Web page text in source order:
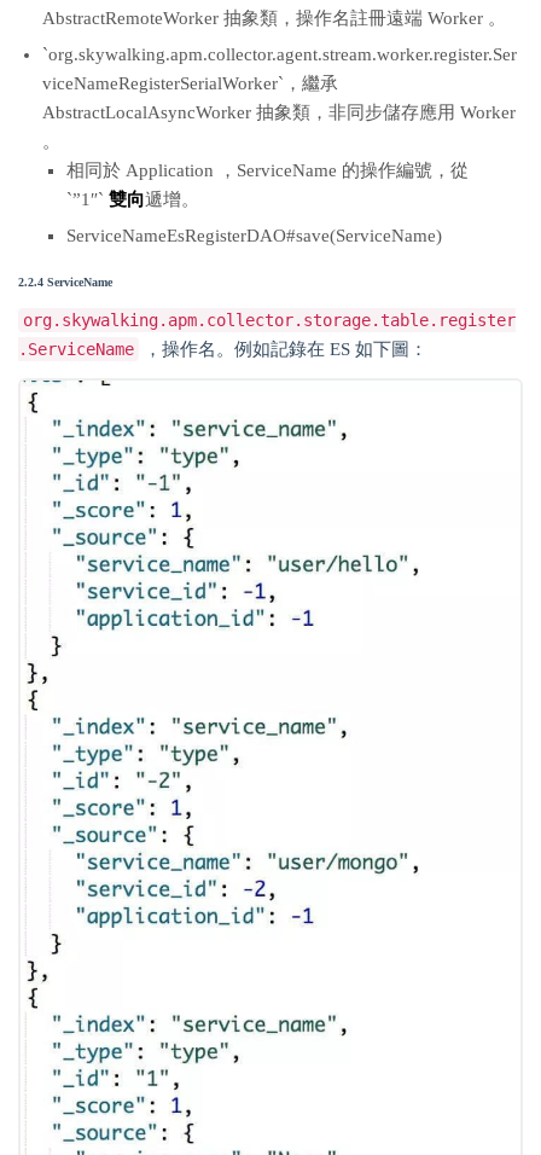
AbstractRemoteWorker 抽象類，操作名註冊遠端 Worker 。
`org.skywalking.apm.collector.agent.stream.worker.register.Ser
viceNameRegisterSerialWorker`，繼承
AbstractLocalAsyncWorker 抽象類，非同步儲存應用 Worker
。
相同於 Application ，ServiceName 的操作編號，從
`”1″` 雙向遞增。
ServiceNameEsRegisterDAO#save(ServiceName)
2.2.4 ServiceName
org.skywalking.apm.collector.storage.table.register
.ServiceName
，操作名。例如記錄在 ES 如下圖：